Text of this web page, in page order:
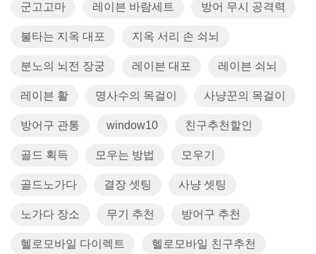
군고고마 레이븐 바람세트 방어 무시 공격력
불타는 지옥 대포 지옥 서리 손 쇠뇌
분노의 뇌전 장궁 레이븐 대포 레이븐 쇠뇌
레이븐 활 명사수의 목걸이 사냥꾼의 목걸이
방어구 관통 window10 친구추천할인
골드 획득 모우는 방법 모우기
골드노가다 결장 셋팅 사냥 셋팅
노가다 장소 무기 추천 방어구 추천
헬로모바일 다이렉트 헬로모바일 친구추천